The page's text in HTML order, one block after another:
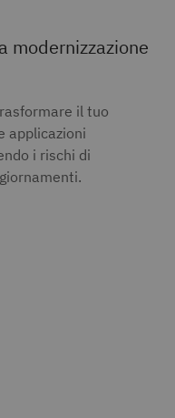
modernizzazione
il tuo
applicazioni
i rischi di